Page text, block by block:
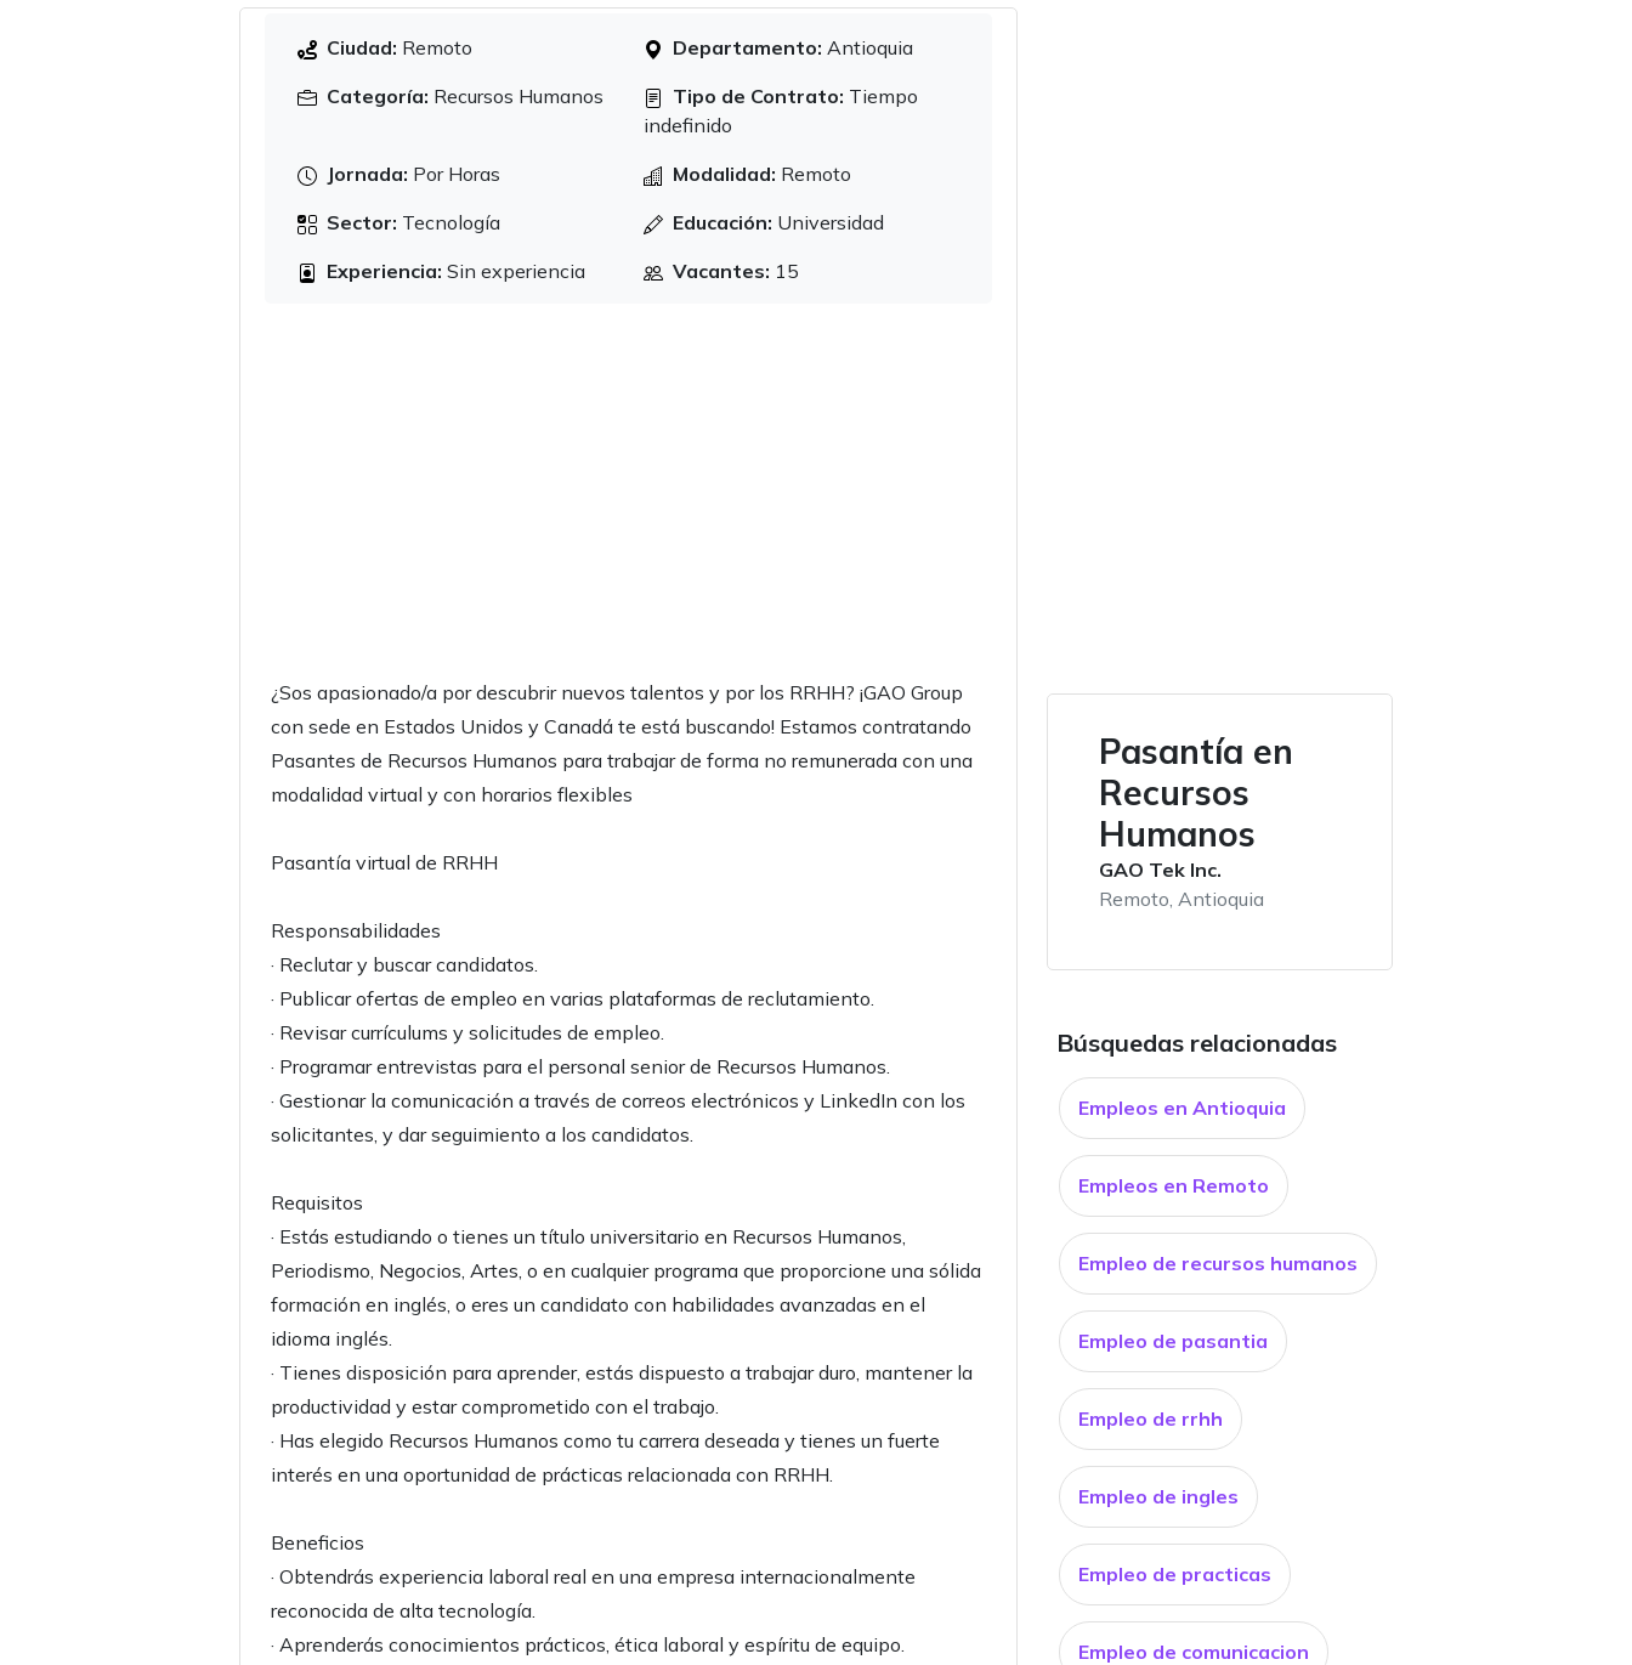
Ciudad: Remoto Departamento: Antioquia
Categoría: Recursos Humanos Tipo de Contrato: Tiempo
indefinido
Jornada: Por Horas Modalidad: Remoto
Sector: Tecnología Educación: Universidad
Experiencia: Sin experiencia Vacantes: 15
¿Sos apasionado/a por descubrir nuevos talentos y por los RRHH? ¡GAO Group
con sede en Estados Unidos y Canadá te está buscando! Estamos contratando
Pasantes de Recursos Humanos para trabajar de forma no remunerada con una
modalidad virtual y con horarios flexibles
Pasantía virtual de RRHH
Responsabilidades
· Reclutar y buscar candidatos.
· Publicar ofertas de empleo en varias plataformas de reclutamiento.
· Revisar currículums y solicitudes de empleo.
· Programar entrevistas para el personal senior de Recursos Humanos.
· Gestionar la comunicación a través de correos electrónicos y LinkedIn con los
solicitantes, y dar seguimiento a los candidatos.
Requisitos
· Estás estudiando o tienes un título universitario en Recursos Humanos,
Periodismo, Negocios, Artes, o en cualquier programa que proporcione una sólida
formación en inglés, o eres un candidato con habilidades avanzadas en el
idioma inglés.
· Tienes disposición para aprender, estás dispuesto a trabajar duro, mantener la
productividad y estar comprometido con el trabajo.
· Has elegido Recursos Humanos como tu carrera deseada y tienes un fuerte
interés en una oportunidad de prácticas relacionada con RRHH.
Beneficios
· Obtendrás experiencia laboral real en una empresa internacionalmente
reconocida de alta tecnología.
· Aprenderás conocimientos prácticos, ética laboral y espíritu de equipo.
Pasantía en
Recursos
Humanos
GAO Tek Inc.
Remoto, Antioquia
Búsquedas relacionadas
Empleos en Antioquia
Empleos en Remoto
Empleo de recursos humanos
Empleo de pasantia
Empleo de rrhh
Empleo de ingles
Empleo de practicas
Empleo de comunicacion